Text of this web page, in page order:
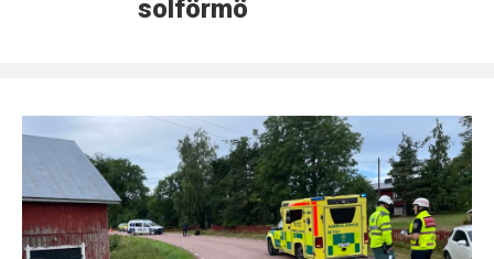
solförmörkelse